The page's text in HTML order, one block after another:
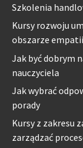
Szkolenia
Kursy rozwoju
obszarze
Jak być dobrym
nauczyciela
Jak wybrać
porady
Kursy z zakresu
zarządzać